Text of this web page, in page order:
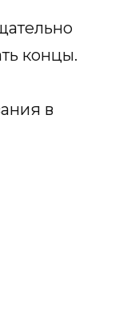
концы.
в